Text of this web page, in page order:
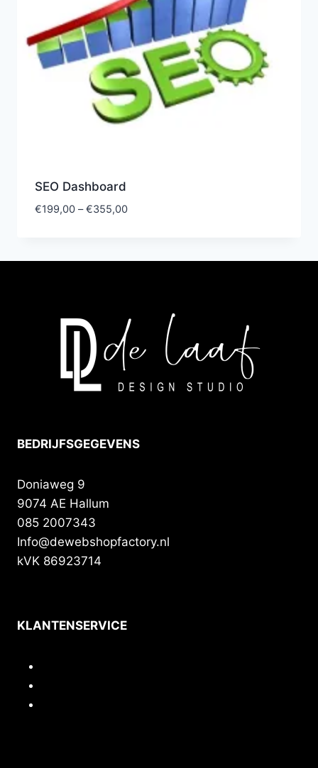
SEO Dashboard
€199,00–€355,00
BEDRIJFSGEGEVENS
Doniaweg 9
9074 AE Hallum
085 2007343
Info@dewebshopfactory.nl
kVK 86923714
KLANTENSERVICE